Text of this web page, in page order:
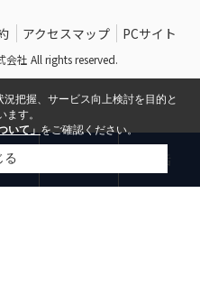
アクセスマップ PCサイト
社 All rights reserved.
わせ 電話
把握、サービス向上検討を目的と
す。
いて」をご確認ください。
る